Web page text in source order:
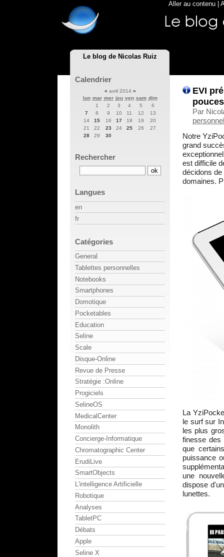
Le blog de Nicolas Ruiz
Aller au contenu
EVI
Par
Notre
grand
est difficile
décidons
domaines.
La
le surf sur
les plus
finesse des
que
puissance
une
dispose
lunettes.
Calendrier
« avril 2014 »
lun mar mer jeu ven sam dim
1
2 3 4 5
6
7
8 9 10 11 12
13
14
15 16 17 18 19
20
21
22 23 24 25 26
27
28
29 30
Rechercher
Langues
en
fr
Catégories
General
Tablettes personnelles
Notebooks
Smartphones
Domotique
Pocketables
Education
Seline
Scale
Disque-Online
Revue de Presse
Stratégie :Online
Progiciels
SelineOS
MedicalCenter
Monolith
Concierge-Informatique
Chromatographic Center
ErudiLive
SmartObjects
L'intelligence Artificielle
Robotique
Analyses
TabletPC
Débats
Apple
Seline X